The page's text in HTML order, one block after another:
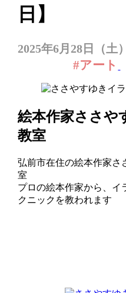
日】
2025年6月28日（土）
#アート
絵本作家ささや
教室
弘前市在住の絵本作家さ
室
プロの絵本作家から、イ
クニックを教われます